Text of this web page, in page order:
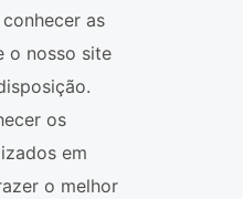
as
o nosso site
os
em
o melhor